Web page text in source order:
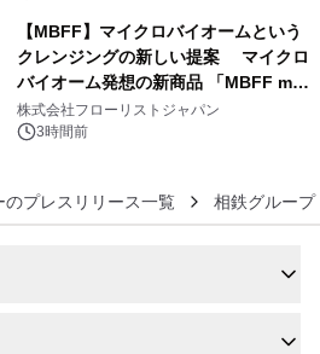
【MBFF】マイクロバイオームという
クレンジングの新しい提案 マイクロ
バイオーム発想の新商品 「MBFF mb
クレンジングPRO」を2026年8月6日
発売
株式会社フローリストジャパン
3時間前
のプレスリリース一覧 相鉄グループ